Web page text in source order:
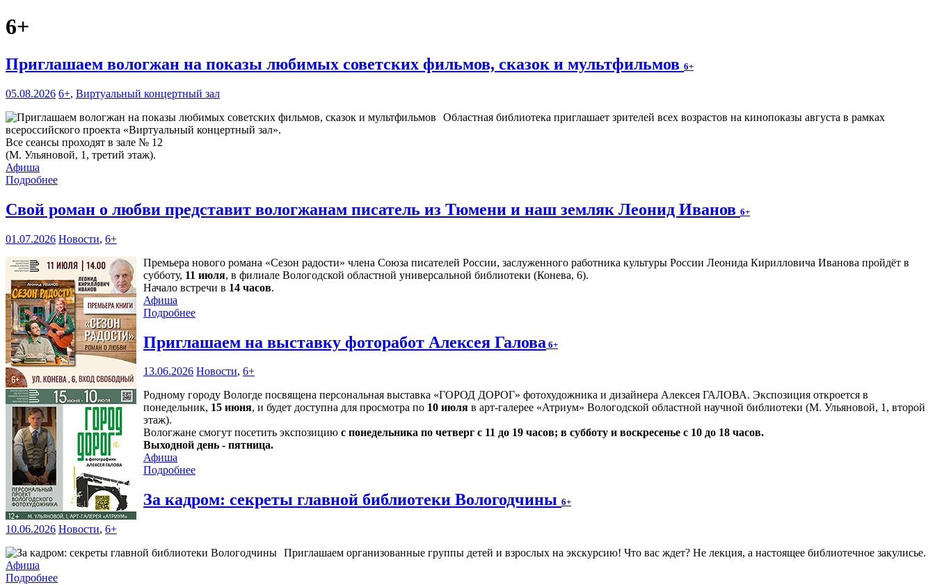
6+
Приглашаем вологжан на показы любимых советских фильмов, сказок и мультфильмов 6+
05.08.2026 6+, Виртуальный концертный зал
Областная библиотека приглашает зрителей всех возрастов на кинопоказы августа в рамках
всероссийского проекта «Виртуальный концертный зал».
Все сеансы проходят в зале № 12
(М. Ульяновой, 1, третий этаж).
Афиша
Подробнее
Свой роман о любви представит вологжанам писатель из Тюмени и наш земляк Леонид Иванов 6+
01.07.2026 Новости, 6+
Премьера нового романа «Сезон радости» члена Союза писателей России, заслуженного работника культуры России Леонида Кирилловича Иванова пройдёт в
субботу, 11 июля, в филиале Вологодской областной универсальной библиотеки (Конева, 6).
Начало встречи в 14 часов.
Афиша
Подробнее
Приглашаем на выставку фоторабот Алексея Галова 6+
13.06.2026 Новости, 6+
Родному городу Вологде посвящена персональная выставка «ГОРОД ДОРОГ» фотохудожника и дизайнера Алексея ГАЛОВА. Экспозиция откроется в
понедельник, 15 июня, и будет доступна для просмотра по 10 июля в арт-галерее «Атриум» Вологодской областной научной библиотеки (М. Ульяновой, 1, второй
этаж).
Вологжане смогут посетить экспозицию с понедельника по четверг с 11 до 19 часов; в субботу и воскресенье с 10 до 18 часов.
Выходной день - пятница.
Афиша
Подробнее
За кадром: секреты главной библиотеки Вологодчины 6+
10.06.2026 Новости, 6+
Приглашаем организованные группы детей и взрослых на экскурсию! Что вас ждет? Не лекция, а настоящее библиотечное закулисье.
Афиша
Подробнее